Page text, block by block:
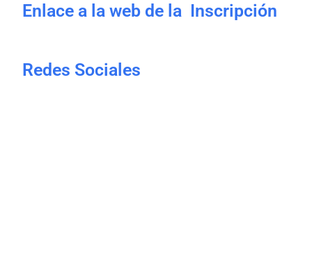
Enlace a la web de la Inscripción
Redes Sociales